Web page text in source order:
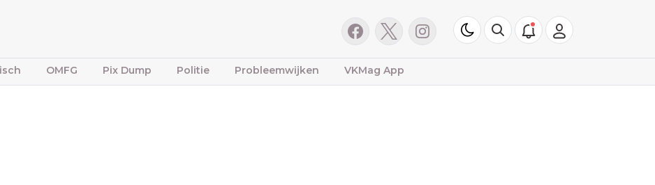
OMFG Pix Dump Politie Probleemwijken VKMag App